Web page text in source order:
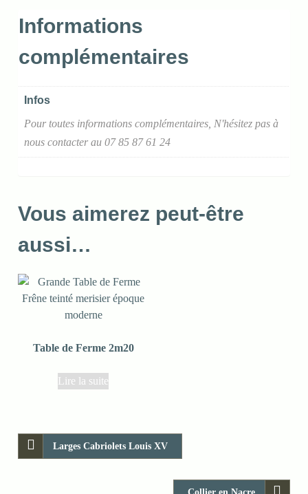
Informations
complémentaires
Infos
Pour toutes informations complémentaires, N'hésitez pas à
nous contacter au 07 85 87 61 24
Vous aimerez peut-être
aussi…
Table de Ferme 2m20
Lire la suite
Larges Cabriolets Louis XV